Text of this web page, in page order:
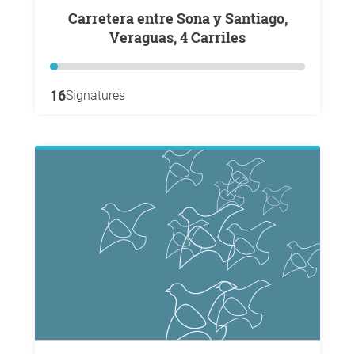
Carretera entre Sona y Santiago,
Veraguas, 4 Carriles
16Signatures